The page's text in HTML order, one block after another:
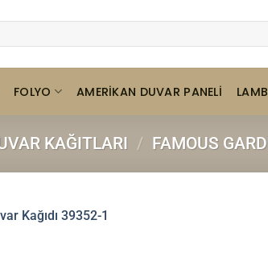
FOLYO AMERIKAN DUVAR PANELI
KAĞITLARI / FAMOUS